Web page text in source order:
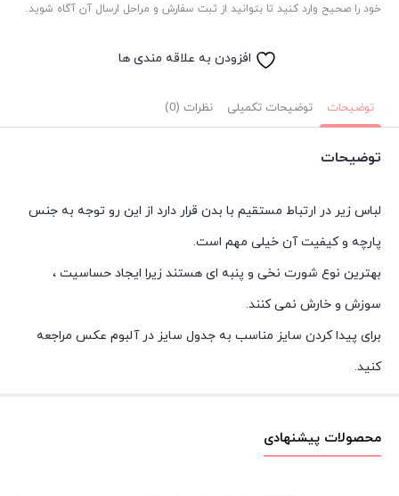
خود را صحیح وارد کنید تا بتوانید از ثبت سفارش و مراحل ارسال آن آگاه شوید.
افزودن به علاقه مندی ها
توضیحات توضیحات تکمیلی نظرات (0)
توضیحات
لباس زیر در ارتباط مستقیم با بدن قرار دارد از این رو توجه به جنس
پارچه و کیفیت آن خیلی مهم است.
بهترین نوع شورت نخی و پنبه ای هستند زیرا ایجاد حساسیت ،
سوزش و خارش نمی کنند.
برای پیدا کردن سایز مناسب به جدول سایز در آلبوم عکس مراجعه
کنید.
محصولات پیشنهادی